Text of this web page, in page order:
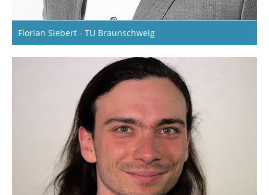
Florian Siebert - TU Braunschweig